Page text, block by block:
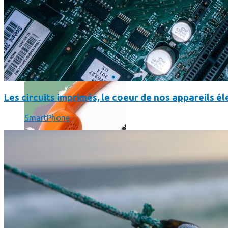
Où en sont les forfaits mobiles pour les pros ?
SmartPhone
Les circuits imprimés, le coeur de nos appareils
SmartPhone